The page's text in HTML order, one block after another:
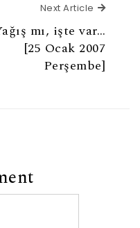
Next Article Next
mı, işte var…
[25 Ocak 2007
Perşembe]